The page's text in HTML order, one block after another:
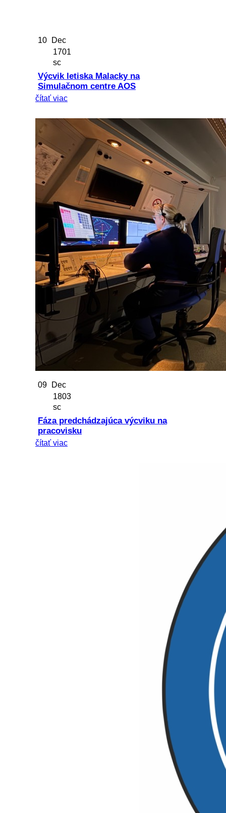
10
Dec
1701
sc
Výcvik letiska Malacky na
Simulačnom centre AOS
čítať viac
09
Dec
1803
sc
Fáza predchádzajúca výcviku na
pracovisku
čítať viac